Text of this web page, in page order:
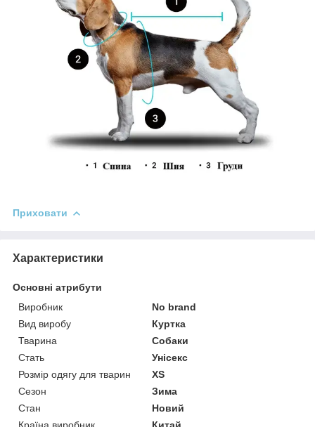
Приховати
Характеристики
Основні атрибути
Виробник
No brand
Вид виробу
Куртка
Тварина
Собаки
Стать
Унісекс
Розмір одягу для тварин
XS
Сезон
Зима
Стан
Новий
Країна виробник
Китай